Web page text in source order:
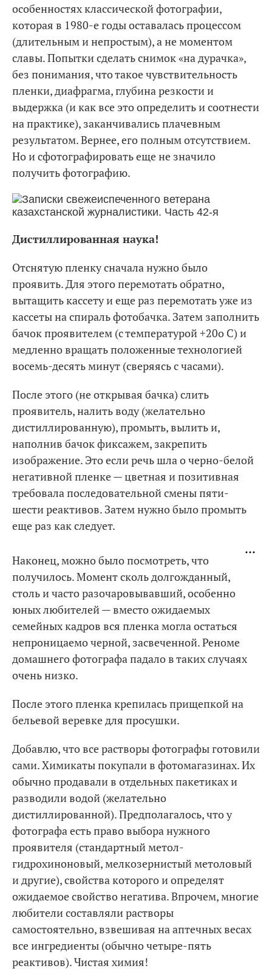
особенностях классической фотографии,
которая в 1980-е годы оставалась процессом
(длительным и непростым), а не моментом
славы. Попытки сделать снимок «на дурачка»,
без понимания, что такое чувствительность
пленки, диафрагма, глубина резкости и
выдержка (и как все это определить и соотнести
на практике), заканчивались плачевным
результатом. Вернее, его полным отсутствием.
Но и сфотографировать еще не значило
получить фотографию.
Дистиллированная наука!
Отснятую пленку сначала нужно было
проявить. Для этого перемотать обратно,
вытащить кассету и еще раз перемотать уже из
кассеты на спираль фотобачка. Затем заполнить
бачок проявителем (с температурой +20o С) и
медленно вращать положенные технологией
восемь-десять минут (сверяясь с часами).
После этого (не открывая бачка) слить
проявитель, налить воду (желательно
дистиллированную), промыть, вылить и,
наполнив бачок фиксажем, закрепить
изображение. Это если речь шла о черно-белой
негативной пленке — цветная и позитивная
требовала последовательной смены пяти-
шести реактивов. Затем нужно было промыть
еще раз как следует.
Наконец, можно было посмотреть, что
получилось. Момент сколь долгожданный,
столь и часто разочаровывавший, особенно
юных любителей — вместо ожидаемых
семейных кадров вся пленка могла остаться
непроницаемо черной, засвеченной. Реноме
домашнего фотографа падало в таких случаях
очень низко.
После этого пленка крепилась прищепкой на
бельевой веревке для просушки.
Добавлю, что все растворы фотографы готовили
сами. Химикаты покупали в фотомагазинах. Их
обычно продавали в отдельных пакетиках и
разводили водой (желательно
дистиллированной). Предполагалось, что у
фотографа есть право выбора нужного
проявителя (стандартный метол-
гидрохиноновый, мелкозернистый метоловый
и другие), свойства которого и определят
ожидаемое свойство негатива. Впрочем, многие
любители составляли растворы
самостоятельно, взвешивая на аптечных весах
все ингредиенты (обычно четыре-пять
реактивов). Чистая химия!